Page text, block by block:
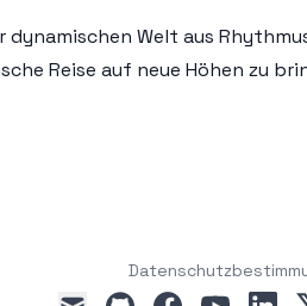
Welt aus
Reise auf neue Höhen zu